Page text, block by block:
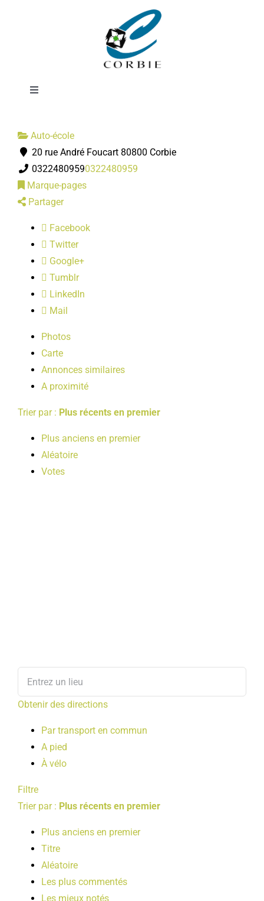
Toggle
DÉMARCHES ADMINISTRATIVES
SERVICES MUNICIPAUX
PRATIQUE
LOISIRS
PUBLICATIONS
Auto école
Bernard
Auto-école
20 rue André Foucart 80800 Corbie
03224809590322480959
Marque-pages
Partager
Facebook
Twitter
Google+
Tumblr
LinkedIn
Mail
Photos
Carte
Annonces similaires
A proximité
Trier par : Plus récents en premier
Plus anciens en premier
Aléatoire
Votes
Obtenir des directions
Par transport en commun
A pied
À vélo
Filtre
Trier par : Plus récents en premier
Plus anciens en premier
Titre
Aléatoire
Les plus commentés
Les mieux notés